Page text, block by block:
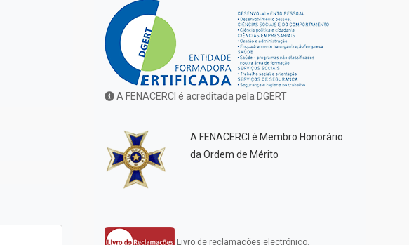
A FENACERCI é acreditada pela DGERT
A FENACERCI é Membro Honorário
da Ordem de Mérito
Livro de reclamações electrónico.